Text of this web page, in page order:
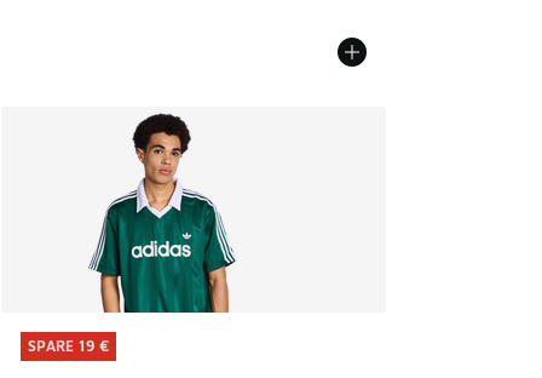
SPARE 19 €
SPARE 19 €